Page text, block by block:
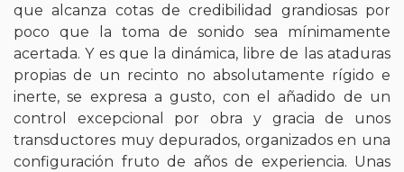
que alcanza cotas de credibilidad grandiosas por
poco que la toma de sonido sea mínimamente
acertada. Y es que la dinámica, libre de las ataduras
propias de un recinto no absolutamente rígido e
inerte, se expresa a gusto, con el añadido de un
control excepcional por obra y gracia de unos
transductores muy depurados, organizados en una
configuración fruto de años de experiencia. Unas